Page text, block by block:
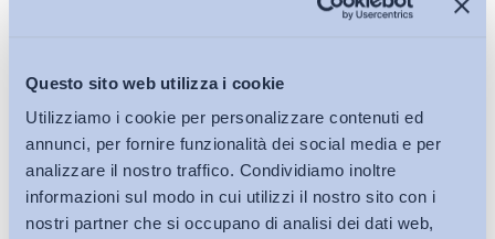
Questo sito web utilizza i cookie
Utilizziamo i cookie per personalizzare contenuti ed
annunci, per fornire funzionalità dei social media e per
analizzare il nostro traffico. Condividiamo inoltre
informazioni sul modo in cui utilizzi il nostro sito con i
nostri partner che si occupano di analisi dei dati web,